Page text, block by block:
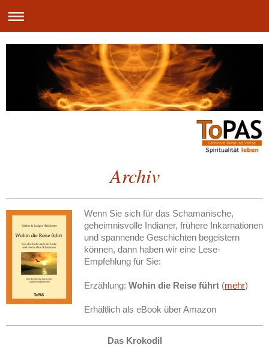
Archiv
Wenn Sie sich für das Schamanische,
geheimnisvolle Indianer, frühere Inkarnationen
und spannende Geschichten begeistern
können, dann haben wir eine Lese-
Empfehlung für Sie:
Erzählung: Wohin die Reise führt (mehr)
Erhältlich als eBook über Amazon
Das Krokodil